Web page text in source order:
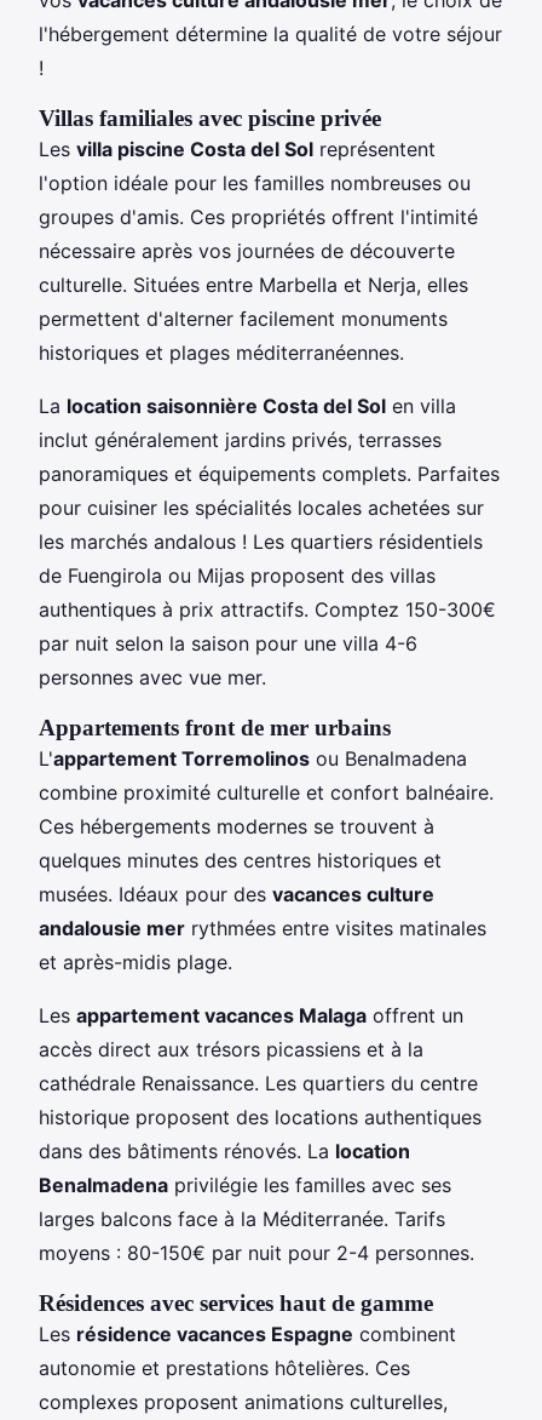
l'hébergement détermine la qualité de votre séjour
!
Villas familiales avec piscine privée
Les villa piscine Costa del Sol représentent
l'option idéale pour les familles nombreuses ou
groupes d'amis. Ces propriétés offrent l'intimité
nécessaire après vos journées de découverte
culturelle. Situées entre Marbella et Nerja, elles
permettent d'alterner facilement monuments
historiques et plages méditerranéennes.
La location saisonnière Costa del Sol en villa
inclut généralement jardins privés, terrasses
panoramiques et équipements complets. Parfaites
pour cuisiner les spécialités locales achetées sur
les marchés andalous ! Les quartiers résidentiels
de Fuengirola ou Mijas proposent des villas
authentiques à prix attractifs. Comptez 150-300€
par nuit selon la saison pour une villa 4-6
personnes avec vue mer.
Appartements front de mer urbains
L'appartement Torremolinos ou Benalmadena
combine proximité culturelle et confort balnéaire.
Ces hébergements modernes se trouvent à
quelques minutes des centres historiques et
musées. Idéaux pour des vacances culture
andalousie mer rythmées entre visites matinales
et après-midis plage.
Les appartement vacances Malaga offrent un
accès direct aux trésors picassiens et à la
cathédrale Renaissance. Les quartiers du centre
historique proposent des locations authentiques
dans des bâtiments rénovés. La location
Benalmadena privilégie les familles avec ses
larges balcons face à la Méditerranée. Tarifs
moyens : 80-150€ par nuit pour 2-4 personnes.
Résidences avec services haut de gamme
Les résidence vacances Espagne combinent
autonomie et prestations hôtelières. Ces
complexes proposent animations culturelles,